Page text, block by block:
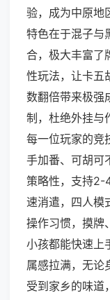
验，成为中原地
特色在于混子与
合，极大丰富了
性玩法，让卡五
数翻倍带来极强
制，杜绝外挂与
每一位玩家的竞
手加番、可胡可
策略性，支持2-
速消遣，四人模
操作习惯，摸牌
小孩都能快速上
属感拉满，无论
受到家乡的味道